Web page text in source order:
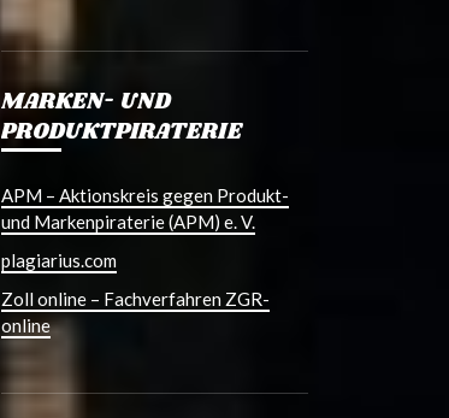
MARKEN- UND
PRODUKTPIRATERIE
APM – Aktionskreis gegen Produkt-
und Markenpiraterie (APM) e. V.
plagiarius.com
Zoll online – Fachverfahren ZGR-
online